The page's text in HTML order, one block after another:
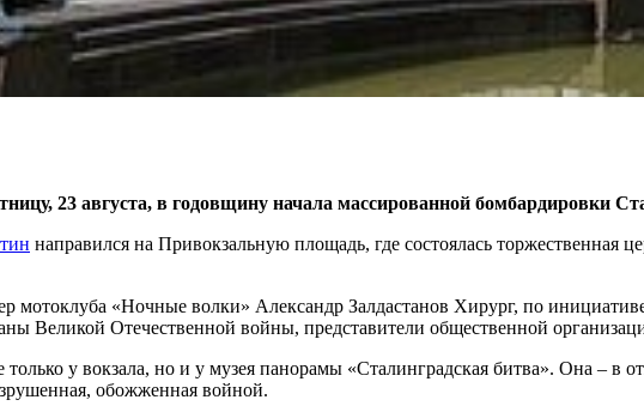
23 августа, в годовщину начала массированной бомбардировки
направился на Привокзальную площадь, где состоялась торжественная
мотоклуба «Ночные волки» Александр Залдастанов Хирург, по
Великой Отечественной войны, представители общественной
у вокзала, но и у музея панорамы «Сталинградская битва». Она – в
обожженная войной.